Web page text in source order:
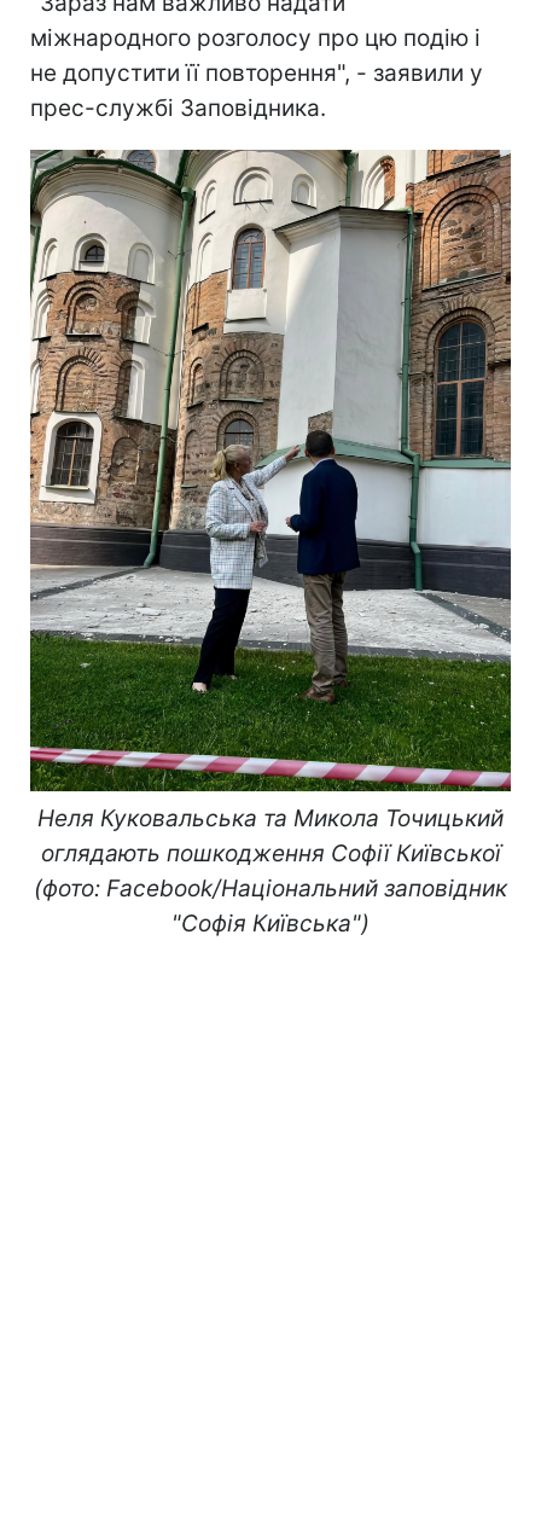
міжнародного розголосу про цю подію і
не допустити її повторення", - заявили у
прес-службі Заповідника.
Неля Куковальська та Микола Точицький
оглядають пошкодження Софії Київської
(фото: Facebook/Національний заповідник
"Софія Київська")